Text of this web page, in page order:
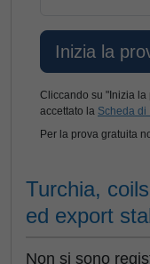
Cliccando su "Inizia la
accettato la Scheda di
Per la prova gratuita
Turchia,
ed export
Non si sono